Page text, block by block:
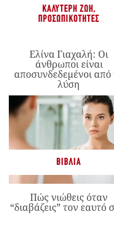
ΚΑΛΎΤΕΡΗ ΖΩΉ,
ΠΡΟΣΩΠΙΚΌΤΗΤΕΣ
Ελίνα Γιαχαλή: Οι
άνθρωποι είναι
αποσυνδεδεμένοι από
λύση
ΒΙΒΛΊΑ
Πώς νιώθεις όταν
“διαβάζεις” τον εαυτό